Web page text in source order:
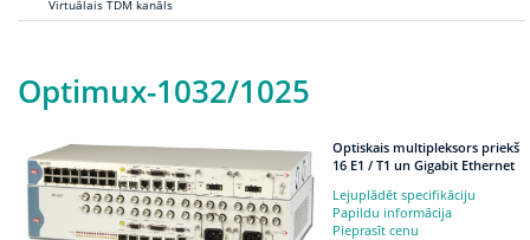
Virtuālais TDM kanāls
Optimux-1032/1025
Optiskais multipleksors priekš
16 E1 / T1 un Gigabit Ethernet
Lejuplādēt specifikāciju
Papildu informācija
Pieprasīt cenu